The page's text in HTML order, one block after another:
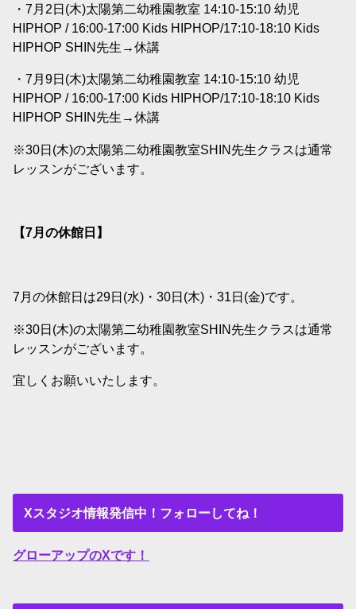
・7月2日(木)太陽第二幼稚園教室 14:10-15:10 幼児
HIPHOP / 16:00-17:00 Kids HIPHOP/17:10-18:10 Kids
HIPHOP SHIN先生→休講
・7月9日(木)太陽第二幼稚園教室 14:10-15:10 幼児
HIPHOP / 16:00-17:00 Kids HIPHOP/17:10-18:10 Kids
HIPHOP SHIN先生→休講
※30日(木)の太陽第二幼稚園教室SHIN先生クラスは通常
レッスンがございます。
【7月の休館日】
7月の休館日は29日(水)・30日(木)・31日(金)です。
※30日(木)の太陽第二幼稚園教室SHIN先生クラスは通常
レッスンがございます。
宜しくお願いいたします。
Xスタジオ情報発信中！フォローしてね！
グローアップのXです！